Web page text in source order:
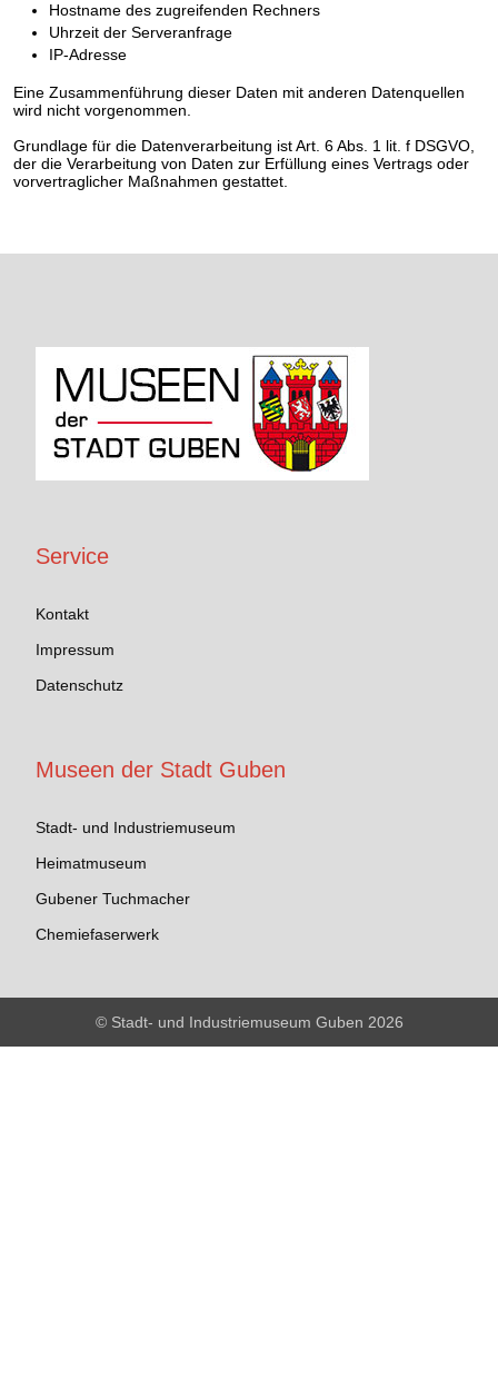
Hostname des zugreifenden Rechners
Uhrzeit der Serveranfrage
IP-Adresse
Eine Zusammenführung dieser Daten mit anderen Datenquellen
wird nicht vorgenommen.
Grundlage für die Datenverarbeitung ist Art. 6 Abs. 1 lit. f DSGVO,
der die Verarbeitung von Daten zur Erfüllung eines Vertrags oder
vorvertraglicher Maßnahmen gestattet.
Service
Kontakt
Impressum
Datenschutz
Museen der Stadt Guben
Stadt- und Industriemuseum
Heimatmuseum
Gubener Tuchmacher
Chemiefaserwerk
© Stadt- und Industriemuseum Guben 2026